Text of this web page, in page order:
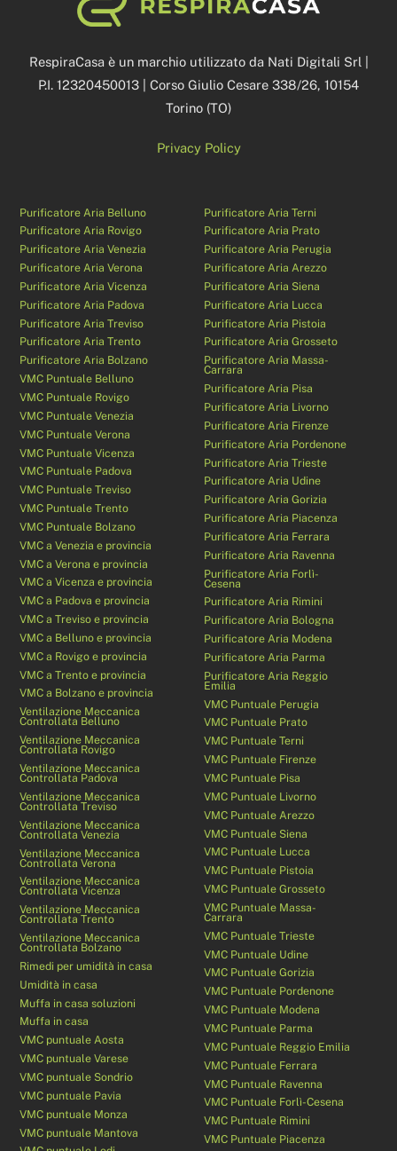
To
RespiraCasa è un marchio utilizzato da Nati Digitali Srl |
P.I. 12320450013 | Corso Giulio Cesare 338/26, 10154
Torino (TO)
Privacy Policy
Purificatore Aria Belluno
Purificatore Aria Rovigo
Purificatore Aria Venezia
Purificatore Aria Verona
Purificatore Aria Vicenza
Purificatore Aria Padova
Purificatore Aria Treviso
Purificatore Aria Trento
Purificatore Aria Bolzano
VMC Puntuale Belluno
VMC Puntuale Rovigo
VMC Puntuale Venezia
VMC Puntuale Verona
VMC Puntuale Vicenza
VMC Puntuale Padova
VMC Puntuale Treviso
VMC Puntuale Trento
VMC Puntuale Bolzano
VMC a Venezia e provincia
VMC a Verona e provincia
VMC a Vicenza e provincia
VMC a Padova e provincia
VMC a Treviso e provincia
VMC a Belluno e provincia
VMC a Rovigo e provincia
VMC a Trento e provincia
VMC a Bolzano e provincia
Ventilazione Meccanica
Controllata Belluno
Ventilazione Meccanica
Controllata Rovigo
Ventilazione Meccanica
Controllata Padova
Ventilazione Meccanica
Controllata Treviso
Ventilazione Meccanica
Controllata Venezia
Ventilazione Meccanica
Controllata Verona
Ventilazione Meccanica
Controllata Vicenza
Ventilazione Meccanica
Controllata Trento
Ventilazione Meccanica
Controllata Bolzano
Rimedi per umidità in casa
Umidità in casa
Muffa in casa soluzioni
Muffa in casa
VMC puntuale Aosta
VMC puntuale Varese
VMC puntuale Sondrio
VMC puntuale Pavia
VMC puntuale Monza
VMC puntuale Mantova
Purificatore Aria Terni
Purificatore Aria Prato
Purificatore Aria Perugia
Purificatore Aria Arezzo
Purificatore Aria Siena
Purificatore Aria Lucca
Purificatore Aria Pistoia
Purificatore Aria Grosseto
Purificatore Aria Massa-
Carrara
Purificatore Aria Pisa
Purificatore Aria Livorno
Purificatore Aria Firenze
Purificatore Aria Pordenone
Purificatore Aria Trieste
Purificatore Aria Udine
Purificatore Aria Gorizia
Purificatore Aria Piacenza
Purificatore Aria Ferrara
Purificatore Aria Ravenna
Purificatore Aria Forlì-
Cesena
Purificatore Aria Rimini
Purificatore Aria Bologna
Purificatore Aria Modena
Purificatore Aria Parma
Purificatore Aria Reggio
Emilia
VMC Puntuale Perugia
VMC Puntuale Prato
VMC Puntuale Terni
VMC Puntuale Firenze
VMC Puntuale Pisa
VMC Puntuale Livorno
VMC Puntuale Arezzo
VMC Puntuale Siena
VMC Puntuale Lucca
VMC Puntuale Pistoia
VMC Puntuale Grosseto
VMC Puntuale Massa-
Carrara
VMC Puntuale Trieste
VMC Puntuale Udine
VMC Puntuale Gorizia
VMC Puntuale Pordenone
VMC Puntuale Modena
VMC Puntuale Parma
VMC Puntuale Reggio Emilia
VMC Puntuale Ferrara
VMC Puntuale Ravenna
VMC Puntuale Forlì-Cesena
VMC Puntuale Rimini
VMC Puntuale Piacenza